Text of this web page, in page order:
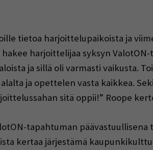
tietoa harjoittelupaikoista ja
harjoittelijaa syksyn ValotON-
ja sillä oli varmasti vaikusta.
ja opettelen vasta kaikkea.
sitä oppii!” Roope
tapahtuman
kertaa järjestämä